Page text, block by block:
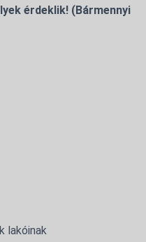
érdeklik! (Bármennyi
lakóinak